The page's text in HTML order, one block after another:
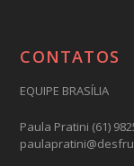
CONTATOS
EQUIPE BRASÍLIA
Paula Pratini (61)